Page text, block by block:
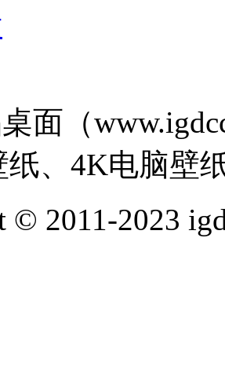
面（
纸、4K电脑壁
© 2011-2023